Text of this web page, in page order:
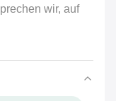
wir, auf